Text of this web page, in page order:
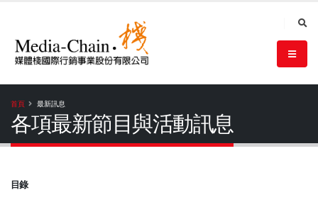
首頁 最新訊息
各項最新節目與活動訊息
目錄